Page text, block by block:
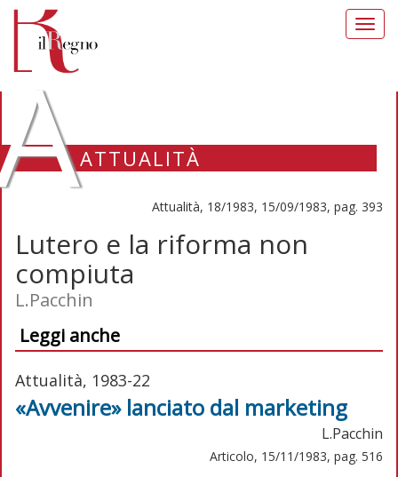
ATTUALITÀ
Attualità, 18/1983, 15/09/1983, pag. 393
Lutero e la riforma non
compiuta
L.Pacchin
Leggi anche
Attualità, 1983-22
«Avvenire» lanciato dal marketing
L.Pacchin
Articolo, 15/11/1983, pag. 516